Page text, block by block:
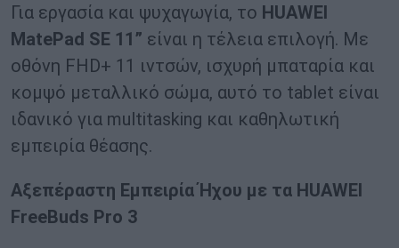
Για εργασία και ψυχαγωγία, το HUAWEI
MatePad SE 11” είναι η τέλεια επιλογή. Με
οθόνη FHD+ 11 ιντσών, ισχυρή μπαταρία και
κομψό μεταλλικό σώμα, αυτό το tablet είναι
ιδανικό για multitasking και καθηλωτική
εμπειρία θέασης.
Αξεπέραστη Εμπειρία Ήχου με τα HUAWEI
FreeBuds Pro 3